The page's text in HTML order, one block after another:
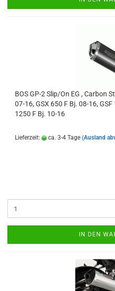
BOS GP-2 Slip/On EG , Carbon
07-16, GSX 650 F Bj. 08-16,
1250 F Bj. 10-16
Lieferzeit: ca. 3-4 Tage (Ausland
IN DEN